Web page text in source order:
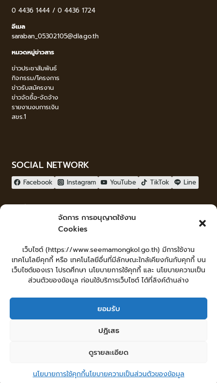
จัดการ การอนุญาตใช้งาน
Cookies
เว็บไซต์ (https://www.seemamongkol.go.th) มีการใช้งาน
เทคโนโลยีคุกกี้ หรือ เทคโนโลยีอื่นที่มีลักษณะใกล้เคียงกันกับคุกกี้ บน
เว็บไซต์ของเรา โปรดศึกษา นโยบายการใช้คุกกี้ และ นโยบายความเป็น
ส่วนตัวของข้อมูล ก่อนใช้บริการเว็บไซต์ ได้ที่ลิงค์ด้านล่าง
ยอมรับ
ปฏิเสธ
ดูรายละเอียด
นโยบายการใช้คุกกี้นโยบายความเป็นส่วนตัวของข้อมูล
0 4436 1444 / 0 4436 1724
อีเมล
saraban_05302105@dla.go.th
หมวดหมู่ข่าวสาร
ข่าวประชาสัมพันธ์
กิจกรรม/โครงการ
ข่าวรับสมัครงาน
ข่าวจัดซื้อ-จัดจ้าง
รายงานงบการเงิน
สขร.1
SOCIAL NETWORK
Facebook Instagram YouTube TikTok Line
LopburiWebdesign.com
Login
เข้าสู่ระบบ
หน้าหลัก ยื่นคำร้องทั่วไป
ร้องเรียน-ร้องทุกข์ แสดงความคิดเห็น
ศูนย์ข้อมูลข่าวสารเทศบาลตำบลสีมามงคล